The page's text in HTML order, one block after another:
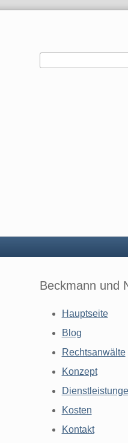
Beckmann und
Hauptseite
Blog
Rechtsanwälte
Konzept
Kosten
Kontakt